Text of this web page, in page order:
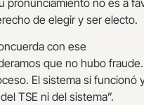
de elegir y ser electo.
con ese
que no hubo
El sistema sí funcionó
TSE ni del sistema”.